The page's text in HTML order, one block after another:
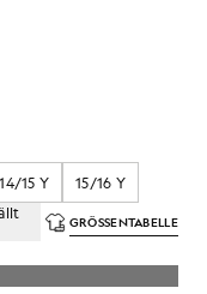
14/15 Y
15/16 Y
GRÖSSENTABELLE